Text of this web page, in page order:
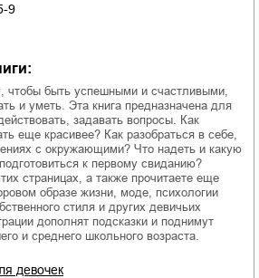
9
чтобы быть успешными и счастливыми,
и уметь. Эта книга предназначена для
задавать вопросы. Как
еще красивее? Как разобраться в себе,
с окружающими? Что надеть и какую
к первому свиданию?
страницах, а также прочитаете еще
образе жизни, моде, психологии
стиля и других девичьих
дополнят подсказки и поднимут
и среднего школьного возраста.
девочек